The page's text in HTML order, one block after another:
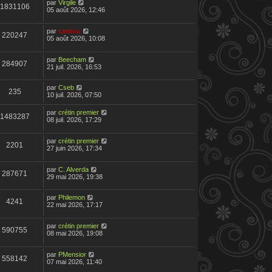
1831106 par Virgile
05 août 2026, 12:46
220247 par cardou
05 août 2026, 10:08
284907 par Beecham
21 juil. 2026, 16:53
235 par Cseb
10 juil. 2026, 07:50
1483287 par crétin premier
08 juil. 2026, 17:29
2201 par crétin premier
27 juin 2026, 17:34
287671 par C. Alverda
29 mai 2026, 19:38
4241 par Philemon
22 mai 2026, 17:17
590755 par crétin premier
08 mai 2026, 19:08
558142 par PMensior
07 mai 2026, 11:40